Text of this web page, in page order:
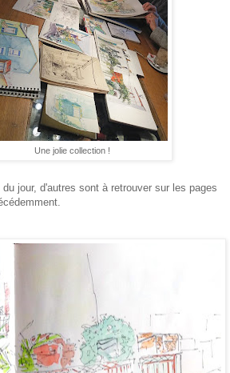
Une jolie collection !
jour, d'autres sont à retrouver sur les pages